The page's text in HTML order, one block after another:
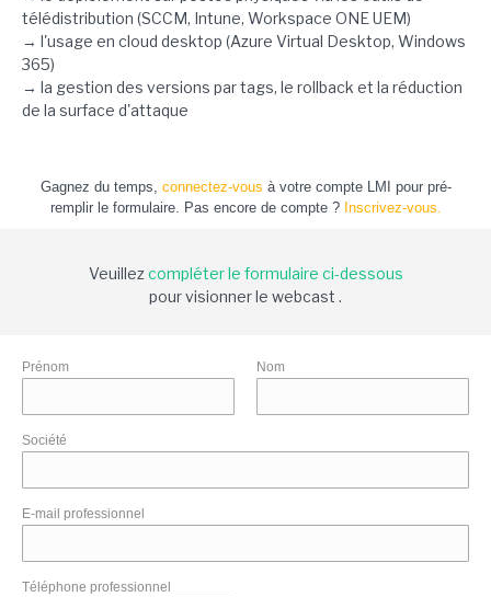
télédistribution (SCCM, Intune, Workspace ONE UEM)
→ l'usage en cloud desktop (Azure Virtual Desktop, Windows
365)
→ la gestion des versions par tags, le rollback et la réduction
de la surface d'attaque
Gagnez du temps, connectez-vous à votre compte LMI pour pré-
remplir le formulaire. Pas encore de compte ? Inscrivez-vous.
Veuillezcompléter le formulaire ci-dessous
pour visionner le webcast .
Prénom Nom
Société
E-mail professionnel
Téléphone professionnel